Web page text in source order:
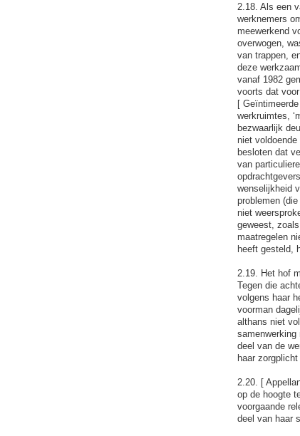
2.18. Als een
werknemers
meewerkend
overwogen,
van trappen,
deze
vanaf 1982
voorts dat
[
werkruimtes,
bezwaarlijk
niet
besloten dat
van
wenselijkheid
problemen
niet
geweest,
maatregelen
heeft gesteld,
2.19. Het hof
Tegen die
volgens haar
voorman
althans niet
samenwerking
deel van de
haar
2.20. [
op de hoogte
voorgaande
deel van haar